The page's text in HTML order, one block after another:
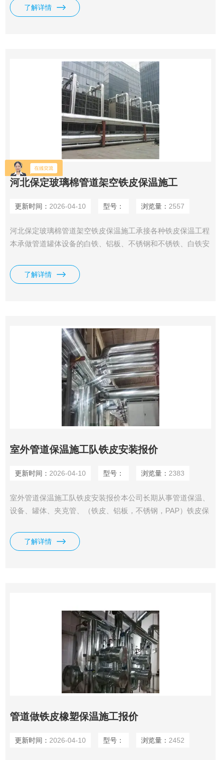
茬要平整，粗细要一致。2.铁皮要由下向上进行安装，搭接处
采用3×120mm镀锌铆钉铆接，罐体封头、管道：弯头、三
了解详情
河北保定玻璃棉管道架空铁皮保温施工
更新时间： 2026-04-10 型号： 浏览量： 2557
河北保定玻璃棉管道架空铁皮保温施工承接各种铁皮保温工程
本承做管道罐体设备的白铁、铝板、不锈钢和不锈铁、白铁安
管道保温工程、设备罐体保温工程、高温炉体保温。保温材料
为硅酸盐海泡石复合保温材料、岩棉、玻璃棉、硅酸铝、橡
了解详情
室外管道保温施工队铁皮安装报价
更新时间： 2026-04-10 型号： 浏览量： 2383
室外管道保温施工队铁皮安装报价本公司长期从事管道保温、
设备、罐体、夹克管、（铁皮、铝板，不锈钢，PAP）铁皮保
聚塑（黄夹克）保温、钢套钢工程、冷库、楼顶等聚胺脂喷涂
承接施工。
了解详情
管道做铁皮橡塑保温施工报价
更新时间： 2026-04-10 型号： 浏览量： 2452